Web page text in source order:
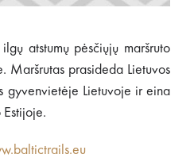
atstumų pėsčiųjų maršruto
Maršrutas prasideda Lietuvos
gyvenvietėje Lietuvoje ir eina
Estijoje.